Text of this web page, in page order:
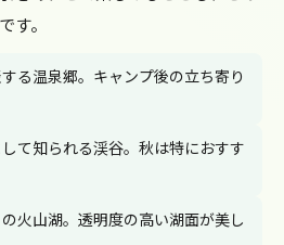
す。
る温泉郷。キャンプ後の立ち寄り
て知られる渓谷。秋は特におすす
火山湖。透明度の高い湖面が美し